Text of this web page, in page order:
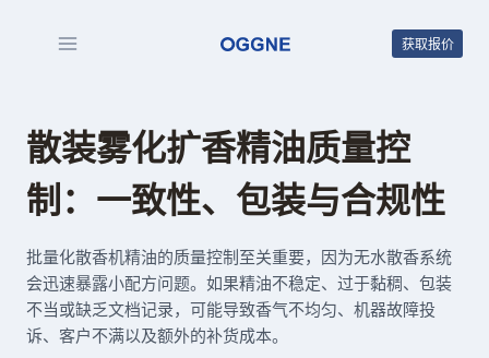
获取报价
散装雾化扩香精油质量控
制：一致性、包装与合规性
批量化散香机精油的质量控制至关重要，因为无水散香系统
会迅速暴露小配方问题。如果精油不稳定、过于黏稠、包装
不当或缺乏文档记录，可能导致香气不均匀、机器故障投
诉、客户不满以及额外的补货成本。